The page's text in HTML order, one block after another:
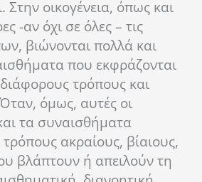
Στην οικογένεια, όπως και
-αν όχι σε όλες – τις
βιώνονται πολλά και
που εκφράζονται
τρόπους και
όμως, αυτές οι
τα συναισθήματα
ακραίους, βίαιους,
βλάπτουν ή απειλούν τη